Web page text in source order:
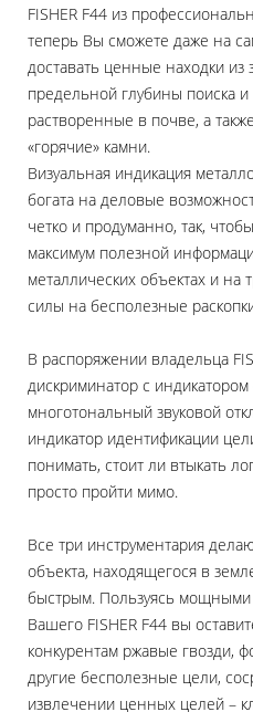
FISHER F44 из
теперь Вы сможете даже на
доставать ценные находки из
предельной глубины поиска
растворенные в почве, а
«горячие» камни.
Визуальная индикация
богата на деловые
четко и продуманно, так,
максимум полезной
металлических объектах и на
силы на бесполезные
В распоряжении владельца
дискриминатор с
многотональный звуковой
индикатор идентификации
понимать, стоит ли втыкать
просто пройти мимо.
Все три инструментария
объекта, находящегося в
быстрым. Пользуясь
Вашего FISHER F44 вы
конкурентам ржавые гвозди,
другие бесполезные цели,
извлечении ценных целей –